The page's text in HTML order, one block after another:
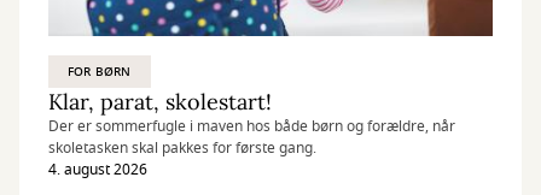
FOR BØRN
Klar, parat, skolestart!
Der er sommerfugle i maven hos både børn og forældre, når
skoletasken skal pakkes for første gang.
4. august 2026